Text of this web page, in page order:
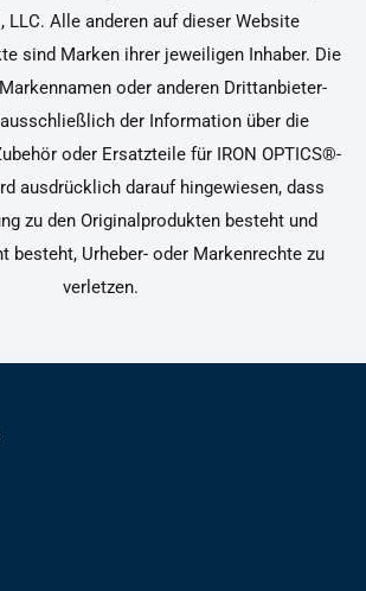
LLC. Alle anderen auf dieser Website
sind Marken ihrer jeweiligen Inhaber. Die
oder anderen Drittanbieter-
der Information über die
oder Ersatzteile für IRON OPTICS®-
ausdrücklich darauf hingewiesen, dass
zu den Originalprodukten besteht und
besteht, Urheber- oder Markenrechte zu
verletzen.